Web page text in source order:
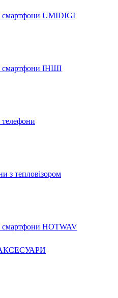
смартфони UMIDIGI
смартфони ІНШІ
телефони
з тепловізором
смартфони HOTWAV
АКСЕСУАРИ